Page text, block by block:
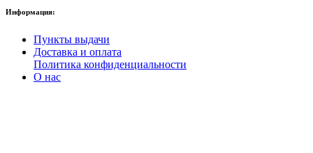
Информация:
Пункты выдачи
Доставка и оплата
Политика конфиденциальности
О нас